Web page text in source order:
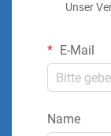
Unser
E-Mail
Name